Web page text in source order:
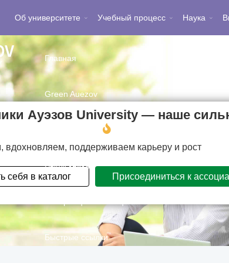
Об университете Учебный процесс Наука
Главная
Green Auezov
Поступающим
Выпускникам
Быстрые ссылки
нашего вуза
Ауэзов University — наше
вдохновляем, поддерживаем карьеру и рост
себя в каталог Присоединиться к